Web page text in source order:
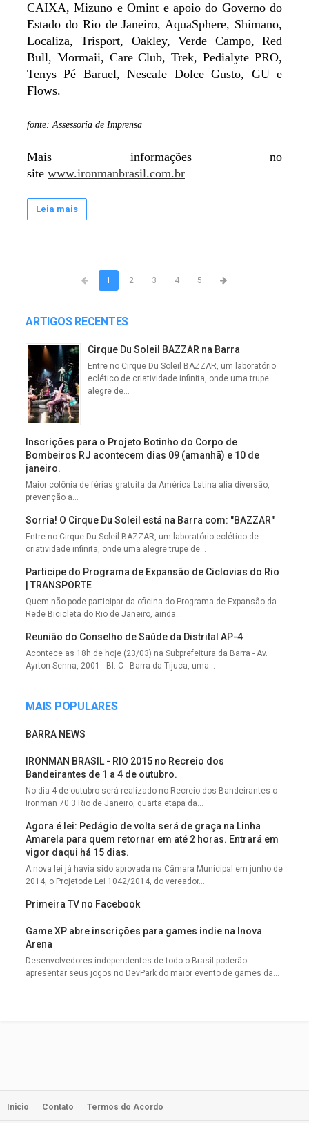
CAIXA, Mizuno e Omint e apoio do Governo do
Estado do Rio de Janeiro, AquaSphere, Shimano,
Localiza, Trisport, Oakley, Verde Campo, Red
Bull, Mormaii, Care Club, Trek, Pedialyte PRO,
Tenys Pé Baruel, Nescafe Dolce Gusto, GU e
Flows.
fonte: Assessoria de Imprensa
Mais informações no
site www.ironmanbrasil.com.br
Leia mais
1 2 3 4 5
ARTIGOS RECENTES
Cirque Du Soleil BAZZAR na Barra
Entre no Cirque Du Soleil BAZZAR, um laboratório
eclético de criatividade infinita, onde uma trupe
alegre de...
Inscrições para o Projeto Botinho do Corpo de
Bombeiros RJ acontecem dias 09 (amanhã) e 10 de
janeiro.
Maior colônia de férias gratuita da América Latina alia diversão,
prevenção a...
Sorria! O Cirque Du Soleil está na Barra com: "BAZZAR"
Entre no Cirque Du Soleil BAZZAR, um laboratório eclético de
criatividade infinita, onde uma alegre trupe de...
Participe do Programa de Expansão de Ciclovias do Rio
| TRANSPORTE
Quem não pode participar da oficina do Programa de Expansão da
Rede Bicicleta do Rio de Janeiro, ainda...
Reunião do Conselho de Saúde da Distrital AP-4
Acontece as 18h de hoje (23/03) na Subprefeitura da Barra - Av.
Ayrton Senna, 2001 - Bl. C - Barra da Tijuca, uma...
MAIS POPULARES
BARRA NEWS
IRONMAN BRASIL - RIO 2015 no Recreio dos
Bandeirantes de 1 a 4 de outubro.
No dia 4 de outubro será realizado no Recreio dos Bandeirantes o
Ironman 70.3 Rio de Janeiro, quarta etapa da...
Agora é lei: Pedágio de volta será de graça na Linha
Amarela para quem retornar em até 2 horas. Entrará em
vigor daqui há 15 dias.
A nova lei já havia sido aprovada na Câmara Municipal em junho de
2014, o Projetode Lei 1042/2014, do vereador...
Primeira TV no Facebook
Game XP abre inscrições para games indie na Inova
Arena
Desenvolvedores independentes de todo o Brasil poderão
apresentar seus jogos no DevPark do maior evento de games da...
Inicio Contato Termos do Acordo